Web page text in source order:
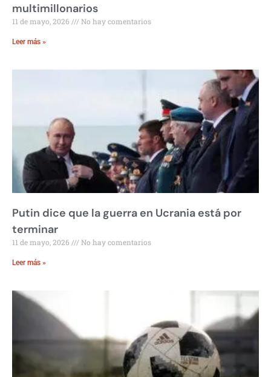
multimillonarios
11 de mayo, 2026 No hay comentarios
Leer más »
Putin dice que la guerra en Ucrania está por
terminar
11 de mayo, 2026 No hay comentarios
Leer más »